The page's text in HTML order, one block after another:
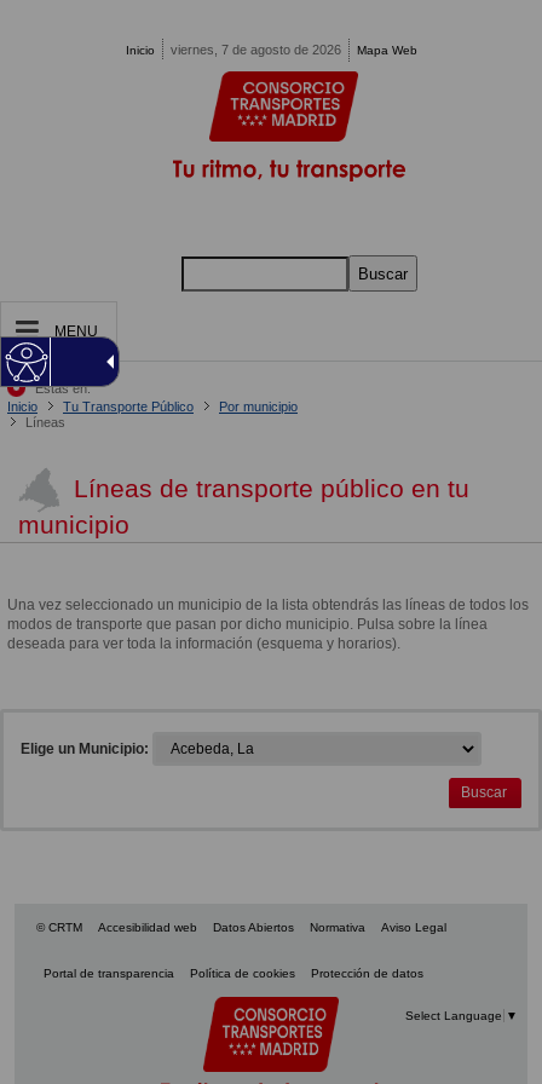
Inicio viernes, 7 de agosto de 2026 Mapa Web
Buscar
MENU
Estás en:
Inicio
Tu Transporte Público
Por municipio
Líneas
Líneas de transporte público en tu
municipio
Una vez seleccionado un municipio de la lista obtendrás las líneas de todos los
modos de transporte que pasan por dicho municipio. Pulsa sobre la línea
deseada para ver toda la información (esquema y horarios).
Elige un Municipio: Elige un Municipio:
Buscar
© CRTM Accesibilidad web Datos Abiertos Normativa Aviso Legal
Portal de transparencia Política de cookies Protección de datos
Select Language ▼